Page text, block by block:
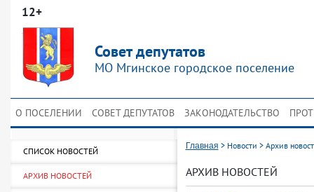
12+
Совет депутатов
МО Мгинское городское поселение
О ПОСЕЛЕНИИ СОВЕТ ДЕПУТАТОВ ЗАКОНОДАТЕЛЬСТВО
СПИСОК НОВОСТЕЙ
АРХИВ НОВОСТЕЙ
Главная > Новости > Архив
АРХИВ НОВОСТЕЙ